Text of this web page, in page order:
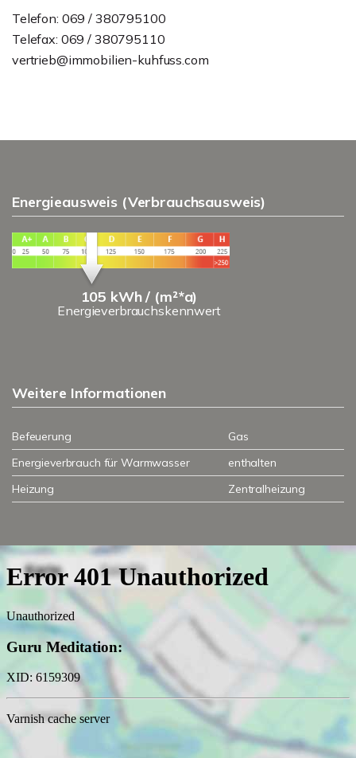
Telefon: 069 / 380795100
Telefax: 069 / 380795110
vertrieb@immobilien-kuhfuss.com
Energieausweis (Verbrauchsausweis)
105 kWh / (m²*a)
Energieverbrauchskennwert
Weitere Informationen
Befeuerung
Gas
Energieverbrauch für Warmwasser
enthalten
Heizung
Zentralheizung